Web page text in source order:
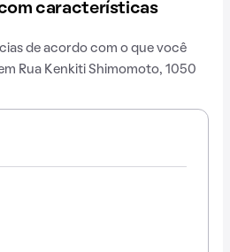
características
de acordo com o que você
Rua Kenkiti Shimomoto, 1050